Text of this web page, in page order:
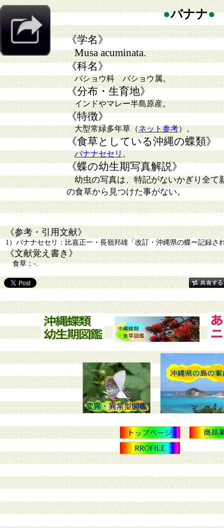
●バナナ●
《学名》
Musa acuminata.
《科名》
バショウ科 バショウ属。
《分布・生育地》
インドやマレー半島原産。
《特徴》
大型常緑多年草（ネット参考）。
《食草としている沖縄の蝶類》
バナナセセリ 。
《蝶の幼生期写真解説》
幼虫の写真は、特記がないかぎり全て
の食草から見つけた事がない。
《参考・引用文献》
1）バナナセセリ：比嘉正一・長嶺邦雄「改訂・沖縄県の蝶ー記録さ
《文献覚え書き》
食草；-.